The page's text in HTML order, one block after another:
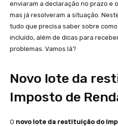
enviaram a declaração no prazo e
mas já resolveram a situação.
tudo que precisa saber sobre
incluído, além de dicas para
problemas. Vamos lá?
Novo lote da
Imposto de
O novo lote da restituição do